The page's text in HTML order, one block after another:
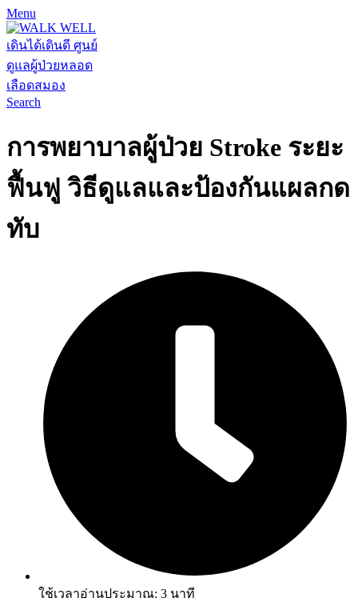
Menu
Search
การพยาบาลผู้ป่วย Stroke ระยะ
ฟื้นฟู วิธีดูแลและป้องกันแผลกด
ทับ
ใช้เวลาอ่านประมาณ: 3 นาที